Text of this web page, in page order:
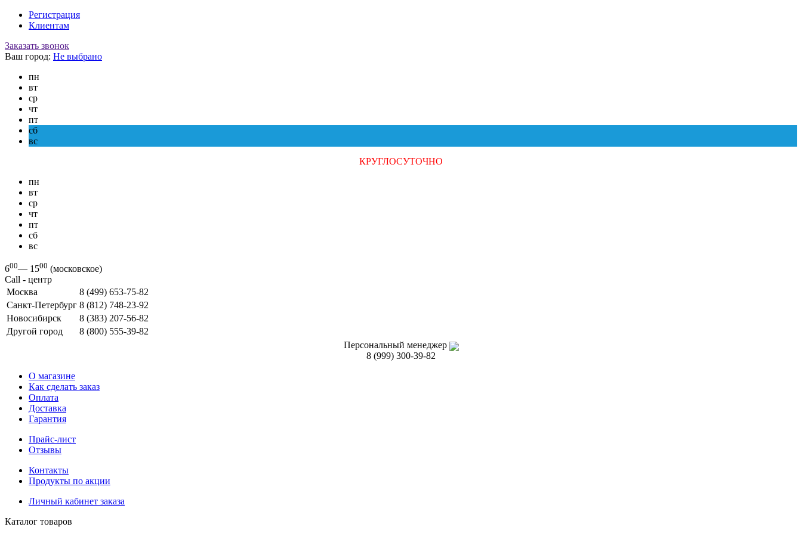
Регистрация
Клиентам
Заказать звонок
Ваш город: Не выбрано
пн
вт
ср
чт
пт
сб
вс
КРУГЛОСУТОЧНО
пн
вт
ср
чт
пт
сб
вс
600— 1500 (московское)
Call - центр
Москва
8 (499) 653-75-82
Санкт-Петербург 8 (812) 748-23-92
Новосибирск
8 (383) 207-56-82
Другой город
8 (800) 555-39-82
Персональный менеджер
8 (999) 300-39-82
О магазине
Как сделать заказ
Оплата
Доставка
Гарантия
Прайс-лист
Отзывы
Контакты
Продукты по акции
Личный кабинет заказа
Каталог товаров